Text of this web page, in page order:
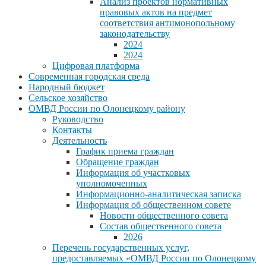
правовых актов на предмет
соответствия антимонопольному
законодательству
2024
2024
Цифровая платформа
Современная городская среда
Народный бюджет
Сельское хозяйство
ОМВД России по Олонецкому району
Руководство
Контакты
Деятельность
График приема граждан
Обращение граждан
Информация об участковых
уполномоченных
Информационно-аналитическая записка
Информация об общественном совете
Новости общественного совета
Состав общественного совета
2026
Перечень государственных услуг,
предоставляемых «ОМВД России по Олонецкому